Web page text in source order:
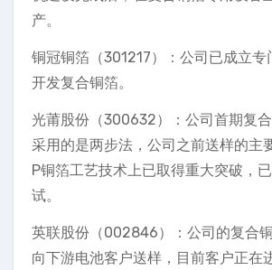
产。
铜冠铜箔（301217）：公司已成立
开发复合铜箔。
光莆股份（300632）：公司首期复
采用的是两步法，公司之前送样的主
P铜箔工艺技术上已取得重大突破，
试。
英联股份（002846）：公司的复合
向下游电池客户送样，目前客户正在